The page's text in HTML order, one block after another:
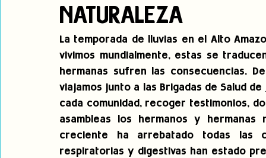
Pronunciamientos Observatorio de consulta previa
jóvenes indígenas Incidencias incidencia PNPI
NATURALEZA
La temporada de lluvias en el Alto
vivimos mundialmente, estas se
hermanas sufren las consecuencias.
viajamos junto a las Brigadas de Salud
cada comunidad, recoger testimonios,
asambleas los hermanos y
creciente ha arrebatado todas las
respiratorias y digestivas han estado